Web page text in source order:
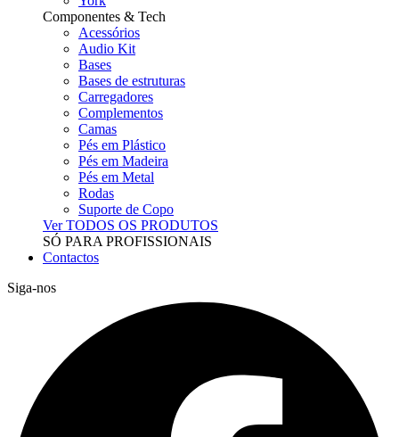
Componentes & Tech
Acessórios
Audio Kit
Bases
Bases de estruturas
Carregadores
Complementos
Camas
Pés em Plástico
Pés em Madeira
Pés em Metal
Rodas
Suporte de Copo
Ver TODOS OS PRODUTOS
SÓ PARA PROFISSIONAIS
Contactos
Siga-nos